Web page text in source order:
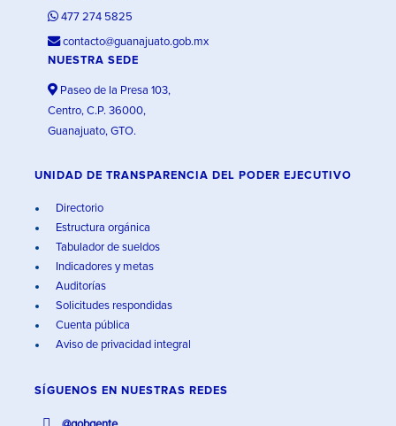
477 274 5825
contacto@guanajuato.gob.mx
NUESTRA SEDE
Paseo de la Presa 103,
Centro, C.P. 36000,
Guanajuato, GTO.
UNIDAD DE TRANSPARENCIA DEL PODER EJECUTIVO
Directorio
Estructura orgánica
Tabulador de sueldos
Indicadores y metas
Auditorías
Solicitudes respondidas
Cuenta pública
Aviso de privacidad integral
SÍGUENOS EN NUESTRAS REDES